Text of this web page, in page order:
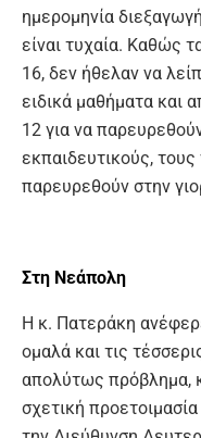
ημερομηνία
είναι τυχαία. Καθώς
16, δεν ήθελαν να
ειδικά μαθήματα και
12 για να
εκπαιδευτικούς, τους
παρευρεθούν στην
Στη Νεάπολη
Η κ. Πατεράκη
ομαλά και τις
απολύτως πρόβλημα,
σχετική